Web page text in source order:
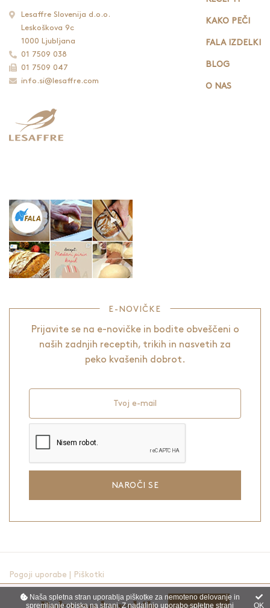
Lesaffre Slovenija d.o.o.
Leskoškova 9c
1000 Ljubljana
01 7509 038
01 7509 047
info.si@lesaffre.com
KAKO PEČI
FALA IZDELKI
BLOG
O NAS
E-NOVIČKE
Prijavite se na e-novičke in bodite obveščeni o
naših zadnjih receptih, trikih in nasvetih za
peko kvašenih dobrot.
Tvoj e-mail
NAROČI SE
Pogoji uporabe Piškotki
© 2021-2026 - vse pravice pridržane
Naša spletna stran uporablja piškotke za nemoteno delovanje in
spremljanje obiska na strani. Z nadaljnjo uporabo spletne strani
OK